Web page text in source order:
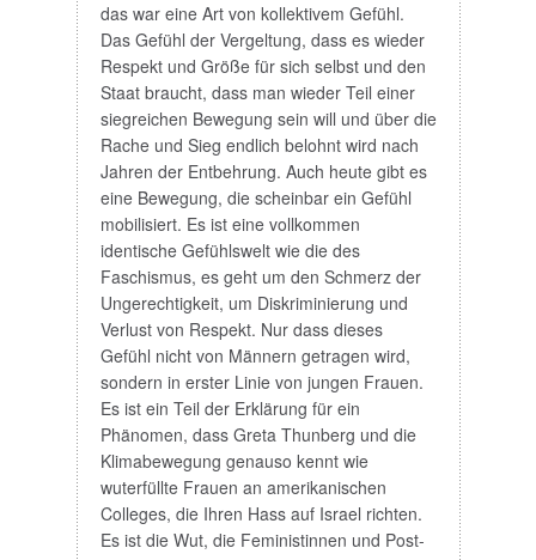
das war eine Art von kollektivem Gefühl.
Das Gefühl der Vergeltung, dass es wieder
Respekt und Größe für sich selbst und den
Staat braucht, dass man wieder Teil einer
siegreichen Bewegung sein will und über die
Rache und Sieg endlich belohnt wird nach
Jahren der Entbehrung. Auch heute gibt es
eine Bewegung, die scheinbar ein Gefühl
mobilisiert. Es ist eine vollkommen
identische Gefühlswelt wie die des
Faschismus, es geht um den Schmerz der
Ungerechtigkeit, um Diskriminierung und
Verlust von Respekt. Nur dass dieses
Gefühl nicht von Männern getragen wird,
sondern in erster Linie von jungen Frauen.
Es ist ein Teil der Erklärung für ein
Phänomen, dass Greta Thunberg und die
Klimabewegung genauso kennt wie
wuterfüllte Frauen an amerikanischen
Colleges, die Ihren Hass auf Israel richten.
Es ist die Wut, die Feministinnen und Post-